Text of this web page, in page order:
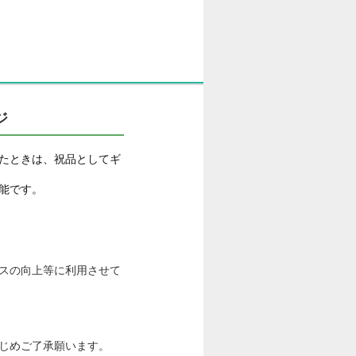
ときは、祝品としてギ
です。
の向上等に利用させて
ご了承願います。